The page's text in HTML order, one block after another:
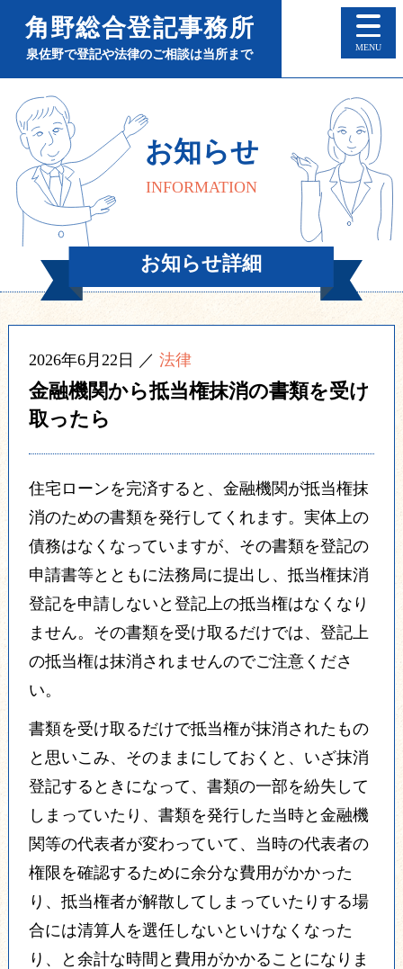
角野総合登記事務所
泉佐野で登記や法律のご相談は当所まで
お知らせ
INFORMATION
お知らせ詳細
2026年6月22日 ／法律
金融機関から抵当権抹消の書類を受け
取ったら
住宅ローンを完済すると、金融機関が抵当権抹
消のための書類を発行してくれます。実体上の
債務はなくなっていますが、その書類を登記の
申請書等とともに法務局に提出し、抵当権抹消
登記を申請しないと登記上の抵当権はなくなり
ません。 その書類を受け取るだけでは、登記上
の抵当権は抹消されませんのでご注意くださ
い。
書類を受け取るだけで抵当権が抹消されたもの
と思いこみ、そのままにしておくと、いざ抹消
登記するときになって、書類の一部を紛失して
しまっていたり、書類を発行した当時と金融機
関等の代表者が変わっていて、当時の代表者の
権限を確認するために余分な費用がかかった
り、抵当権者が解散してしまっていたりする場
合には清算人を選任しないといけなくなった
り、
と余計な時間と費用がかかることになりま